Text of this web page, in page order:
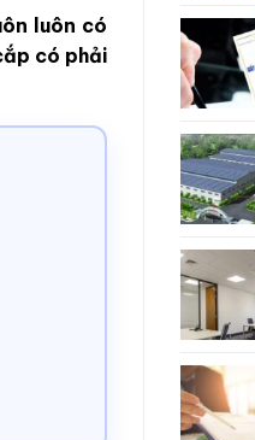
luôn có
có phải